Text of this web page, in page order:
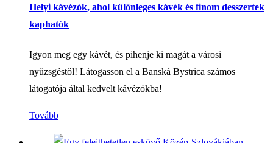
Helyi kávézók, ahol különleges kávék és finom desszertek
kaphatók
Igyon meg egy kávét, és pihenje ki magát a városi
nyüzsgéstől! Látogasson el a Banská Bystrica számos
látogatója által kedvelt kávézókba!
Tovább